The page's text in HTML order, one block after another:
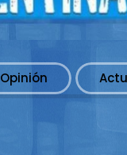
Opinión